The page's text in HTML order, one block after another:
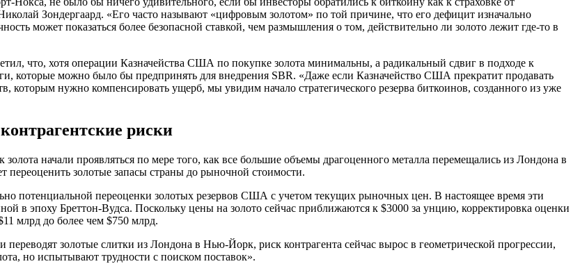
Зондергаард. «Его часто называют «цифровым золотом» по той причине, что его дефицит изначально
может показаться более безопасной ставкой, чем размышления о том, действительно ли золото лежит где-то в
что, хотя операции Казначейства США по покупке золота минимальны, а радикальный сдвиг в подходе к
которые можно было бы предпринять для внедрения SBR. «Даже если Казначейство США прекратит продавать
нужно компенсировать ущерб, мы увидим начало стратегического резерва биткоинов, созданного из уже
риски
начали проявляться по мере того, как все большие объемы драгоценного металла перемещались из Лондона в
золотые запасы страны до рыночной стоимости.
потенциальной переоценки золотых резервов США с учетом текущих рыночных цен. В настоящее время эти
в эпоху Бреттон-Вудса. Поскольку цены на золото сейчас приближаются к $3000 за унцию, корректировка оценки
млрд до более чем $750 млрд.
золотые слитки из Лондона в Нью-Йорк, риск контрагента сейчас вырос в геометрической прогрессии,
но испытывают трудности с поиском поставок».